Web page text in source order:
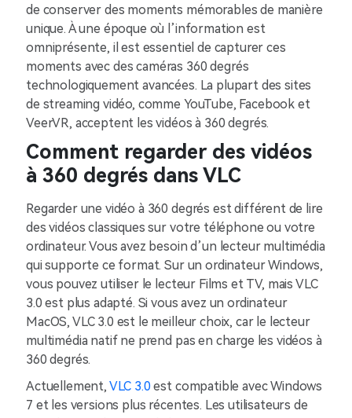
de conserver des moments mémorables de manière
unique. À une époque où l’information est
omniprésente, il est essentiel de capturer ces
moments avec des caméras 360 degrés
technologiquement avancées. La plupart des sites
de streaming vidéo, comme YouTube, Facebook et
VeerVR, acceptent les vidéos à 360 degrés.
Comment regarder des vidéos
à 360 degrés dans VLC
Regarder une vidéo à 360 degrés est différent de lire
des vidéos classiques sur votre téléphone ou votre
ordinateur. Vous avez besoin d’un lecteur multimédia
qui supporte ce format. Sur un ordinateur Windows,
vous pouvez utiliser le lecteur Films et TV, mais VLC
3.0 est plus adapté. Si vous avez un ordinateur
MacOS, VLC 3.0 est le meilleur choix, car le lecteur
multimédia natif ne prend pas en charge les vidéos à
360 degrés.
Actuellement, VLC 3.0est compatible avec Windows
7 et les versions plus récentes. Les utilisateurs de